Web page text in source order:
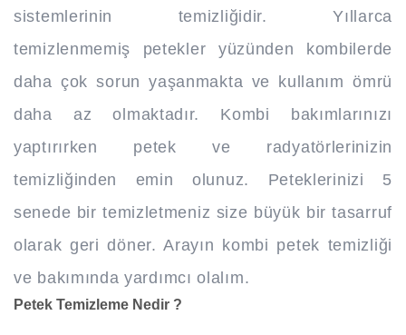
sistemlerinin temizliğidir. Yıllarca
temizlenmemiş petekler yüzünden kombilerde
daha çok sorun yaşanmakta ve kullanım ömrü
daha az olmaktadır. Kombi bakımlarınızı
yaptırırken petek ve radyatörlerinizin
temizliğinden emin olunuz. Peteklerinizi 5
senede bir temizletmeniz size büyük bir tasarruf
olarak geri döner. Arayın kombi petek temizliği
ve bakımında yardımcı olalım.
Petek Temizleme Nedir ?